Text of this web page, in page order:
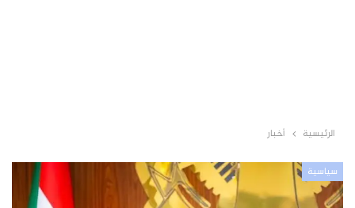
الرئيسية أخبار
سياسية